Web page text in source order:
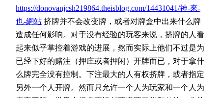
https://donovanjcsh219864.theisblog.com/14431041/神-來-
也-網站 挤牌并不会改变牌，或者对牌盒中出来什么牌
造成任何影响。对于没有经验的玩客来说，挤牌的人看
起来似乎掌控着游戏的进展，然而实际上他们不过是为
已经下好的赌注（押庄或者押闲）开牌而已，对于拿什
么牌完全没有控制。下注最大的人有权挤牌，或者指定
另外一个人开牌。然而只允许一个人为玩家和一个人为